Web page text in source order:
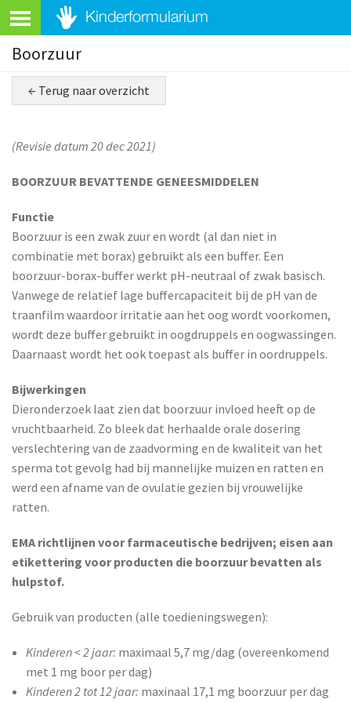
Boorzuur
← Terug naar overzicht
(Revisie datum 20 dec 2021)
BOORZUUR BEVATTENDE GENEESMIDDELEN
Functie
Boorzuur is een zwak zuur en wordt (al dan niet in
combinatie met borax) gebruikt als een buffer. Een
boorzuur-borax-buffer werkt pH-neutraal of zwak basisch.
Vanwege de relatief lage buffercapaciteit bij de pH van de
traanfilm waardoor irritatie aan het oog wordt voorkomen,
wordt deze buffer gebruikt in oogdruppels en oogwassingen.
Daarnaast wordt het ook toepast als buffer in oordruppels.
Bijwerkingen
Dieronderzoek laat zien dat boorzuur invloed heeft op de
vruchtbaarheid. Zo bleek dat herhaalde orale dosering
verslechtering van de zaadvorming en de kwaliteit van het
sperma tot gevolg had bij mannelijke muizen en ratten en
werd een afname van de ovulatie gezien bij vrouwelijke
ratten.
EMA richtlijnen voor farmaceutische bedrijven; eisen aan
etikettering voor producten die boorzuur bevatten als
hulpstof.
Gebruik van producten (alle toedieningswegen):
Kinderen < 2 jaar: maximaal 5,7 mg/dag (overeenkomend
met 1 mg boor per dag)
Kinderen 2 tot 12 jaar: maxinaal 17,1 mg boorzuur per dag